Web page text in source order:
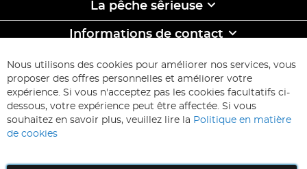
La pêche sêrieuse
Informations de contact
ABONNEZ-VOUS & ECONOMISEZ
Inscription
à
d’information
:
Inscription
Nous utilisons des cookies pour améliorer nos services, vous
proposer des offres personnelles et améliorer votre
expérience. Si vous n'acceptez pas les cookies facultatifs ci-
dessous, votre expérience peut être affectée. Si vous
souhaitez en savoir plus, veuillez lire la Politique en matière
de cookies